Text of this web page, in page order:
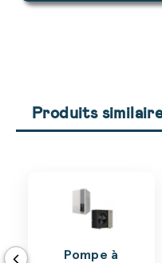
Produits
Pompe à